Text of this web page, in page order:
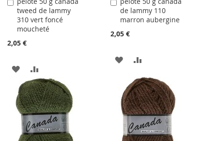
tweed de lammy
310 vert foncé
moucheté
2,05 €
Ajouter
au
panier
AJOUTER
À
LA
LISTE
D'ACHATS
AU
COMPARATEUR
de lammy 110
marron aubergine
2,05 €
Ajouter
au
panier
AJOUTER
LA
LISTE
D'ACHATS
AU
COMPARATEUR